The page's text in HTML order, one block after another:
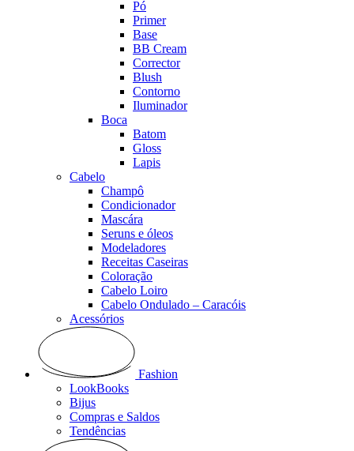
Pó
Primer
Base
BB Cream
Corrector
Blush
Contorno
Iluminador
Boca
Batom
Gloss
Lapis
Cabelo
Champô
Condicionador
Mascára
Seruns e óleos
Modeladores
Receitas Caseiras
Coloração
Cabelo Loiro
Cabelo Ondulado – Caracóis
Acessórios
Fashion
LookBooks
Bijus
Compras e Saldos
Tendências